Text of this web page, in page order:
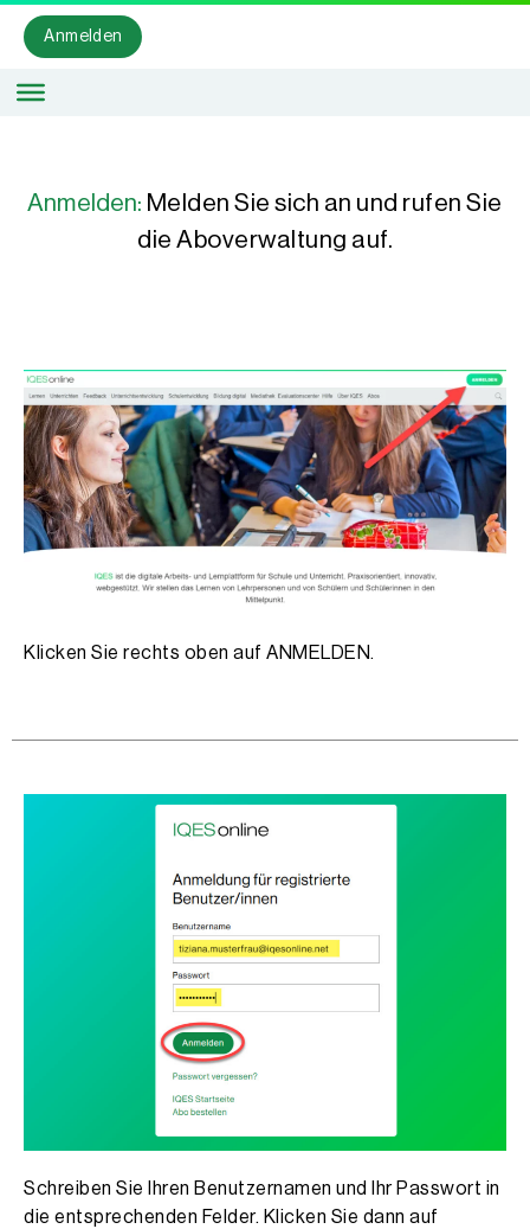
Anmelden
Anmelden: Melden Sie sich an und rufen Sie
die Aboverwaltung auf.
Klicken Sie rechts oben auf ANMELDEN.
Schreiben Sie Ihren Benutzernamen und Ihr Passwort in
die entsprechenden Felder. Klicken Sie dann auf